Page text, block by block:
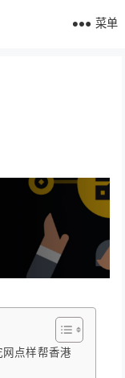
菜单
点样帮香港